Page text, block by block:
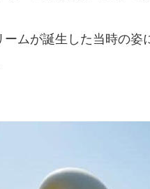
ムが誕生した当時の姿